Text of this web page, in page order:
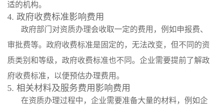
适的机构。
4. 政府收费标准影响费用
政府部门对资质办理会收取一定的费用，例如申报费、
审批费等。政府收费标准是固定的，无法改变，但不同的资
质类别和等级，政府收费标准也不同。企业需要提前了解政
府收费标准，以便预估办理费用。
5. 相关材料及服务费用影响费用
在资质办理过程中，企业需要准备大量的材料，例如企